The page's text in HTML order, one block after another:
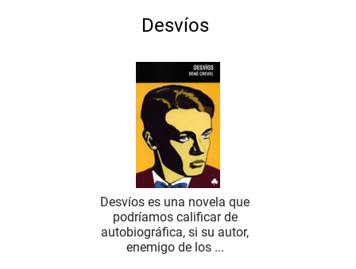
Desvíos
Desvíos es una novela que
podríamos calificar de
autobiográfica, si su autor,
enemigo de los ...